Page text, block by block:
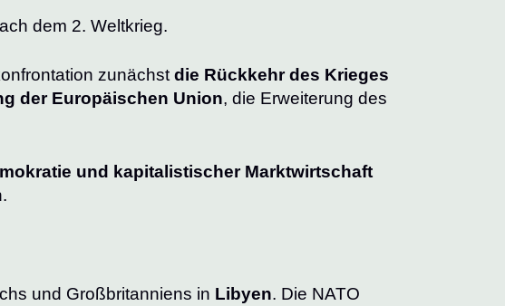
dem 2. Weltkrieg.
zunächstdie Rückkehr des Krieges
der Europäischen Union, die Erweiterung des
und kapitalistischer Marktwirtschaft
und Großbritanniens in Libyen. Die NATO